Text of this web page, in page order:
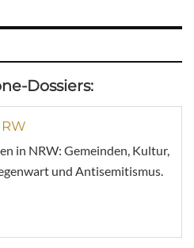
Dossiers:
in NRW: Gemeinden, Kultur,
und Antisemitismus.